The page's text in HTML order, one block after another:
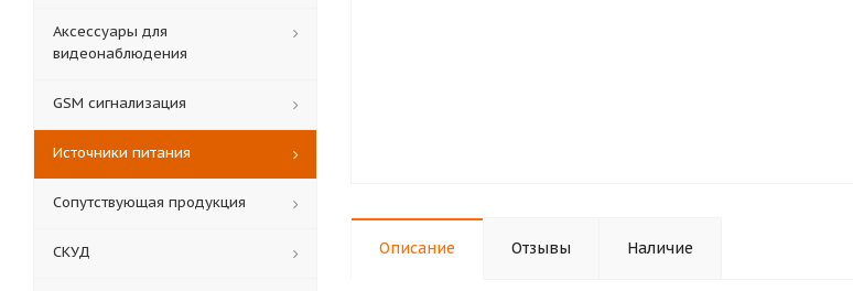
Описание Отзывы Наличие
Аксессуары для
видеонаблюдения
GSM сигнализация
Источники питания
Сопутствующая продукция
СКУД